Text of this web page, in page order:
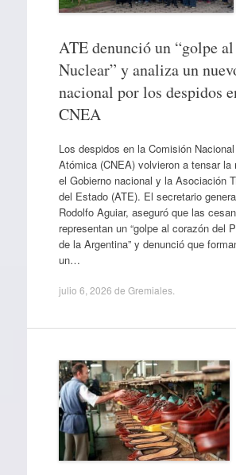
ATE denunció un “golpe
Nuclear” y analiza un
nacional por los despidos
CNEA
Los despidos en la Comisión
Atómica (CNEA) volvieron a tensar la
el Gobierno nacional y la Asociación
del Estado (ATE). El secretario
Rodolfo Aguiar, aseguró que las
representan un “golpe al corazón del
de la Argentina” y denunció que
un…
julio 6, 2026 de Gremiales.